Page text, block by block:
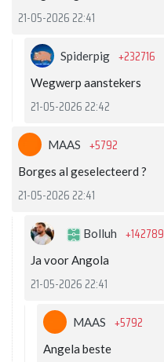
21-05-2026 22:41
Spiderpig +232716
Wegwerp aanstekers
21-05-2026 22:42
MAAS +5792
Borges al geselecteerd ?
21-05-2026 22:41
Bolluh +142789
Ja voor Angola
21-05-2026 22:41
MAAS +5792
Angela beste